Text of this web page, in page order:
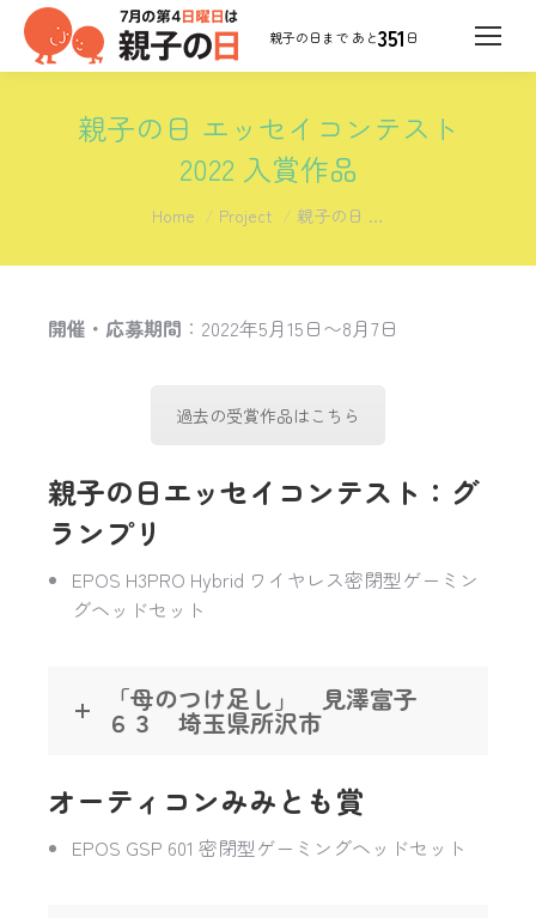
351 日
親子の日 エッセイコンテスト
2022 入賞作品
You are here:
Home Project 親子の日 …
開催・応募期間 ：2022年5月15日〜8月7日
過去の受賞作品はこちら
親子の日エッセイコンテスト：グ
ランプリ
EPOS H3PRO Hybrid ワイヤレス密閉型ゲーミン
グヘッドセット
「母のつけ足し」 見澤富子
６３ 埼玉県所沢市
オーティコンみみとも賞
EPOS GSP 601 密閉型ゲーミングヘッドセット